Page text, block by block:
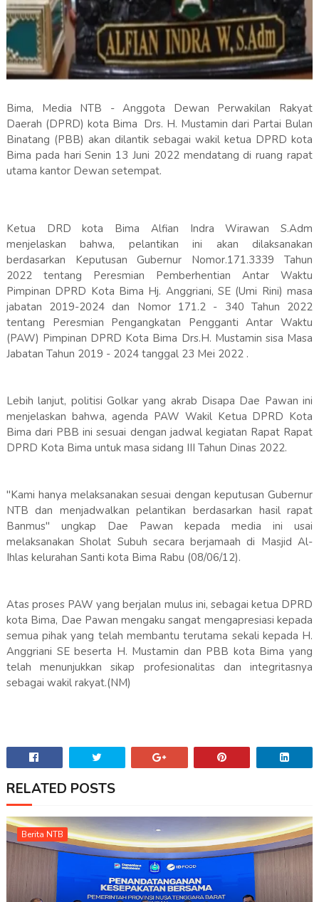
Bima, Media NTB - Anggota Dewan Perwakilan Rakyat
Daerah (DPRD) kota Bima Drs. H. Mustamin dari Partai Bulan
Binatang (PBB) akan dilantik sebagai wakil ketua DPRD kota
Bima pada hari Senin 13 Juni 2022 mendatang di ruang rapat
utama kantor Dewan setempat.
Ketua DRD kota Bima Alfian Indra Wirawan S.Adm
menjelaskan bahwa, pelantikan ini akan dilaksanakan
berdasarkan Keputusan Gubernur Nomor.171.3339 Tahun
2022 tentang Peresmian Pemberhentian Antar Waktu
Pimpinan DPRD Kota Bima Hj. Anggriani, SE (Umi Rini) masa
jabatan 2019-2024 dan Nomor 171.2 - 340 Tahun 2022
tentang Peresmian Pengangkatan Pengganti Antar Waktu
(PAW) Pimpinan DPRD Kota Bima Drs.H. Mustamin sisa Masa
Jabatan Tahun 2019 - 2024 tanggal 23 Mei 2022 .
Lebih lanjut, politisi Golkar yang akrab Disapa Dae Pawan ini
menjelaskan bahwa, agenda PAW Wakil Ketua DPRD Kota
Bima dari PBB ini sesuai dengan jadwal kegiatan Rapat Rapat
DPRD Kota Bima untuk masa sidang III Tahun Dinas 2022.
"Kami hanya melaksanakan sesuai dengan keputusan Gubernur
NTB dan menjadwalkan pelantikan berdasarkan hasil rapat
Banmus" ungkap Dae Pawan kepada media ini usai
melaksanakan Sholat Subuh secara berjamaah di Masjid Al-
Ihlas kelurahan Santi kota Bima Rabu (08/06/12).
Atas proses PAW yang berjalan mulus ini, sebagai ketua DPRD
kota Bima, Dae Pawan mengaku sangat mengapresiasi kepada
semua pihak yang telah membantu terutama sekali kepada H.
Anggriani SE beserta H. Mustamin dan PBB kota Bima yang
telah menunjukkan sikap profesionalitas dan integritasnya
sebagai wakil rakyat.(NM)
RELATED POSTS
Berita NTB